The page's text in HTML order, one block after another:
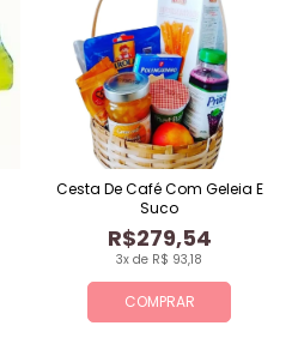
COMPRAR
3x de R$ 93,18
R$279,54
Cesta De Café Com Geleia E
Suco